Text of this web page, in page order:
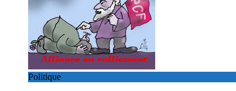
Politique